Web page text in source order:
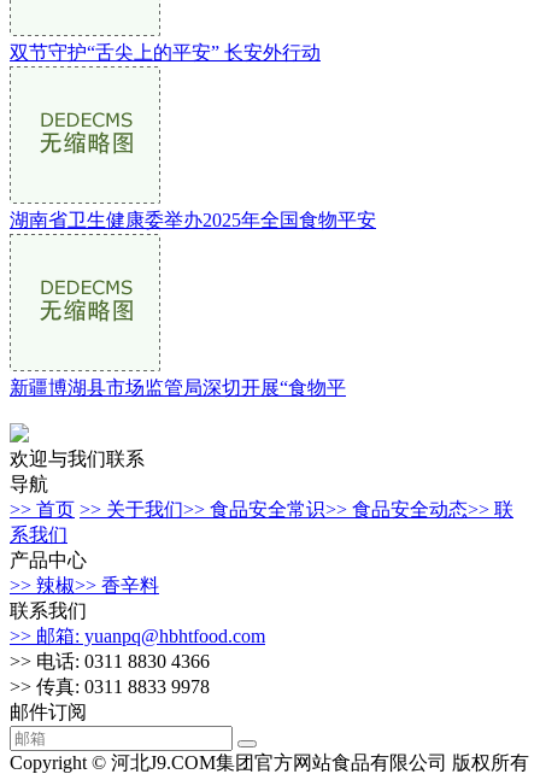
双节守护“舌尖上的平安” 长安外行动
湖南省卫生健康委举办2025年全国食物平安
新疆博湖县市场监管局深切开展“食物平
欢迎与我们联系
导航
>> 首页 >> 关于我们>> 食品安全常识>> 食品安全动态>> 联
系我们
产品中心
>> 辣椒>> 香辛料
联系我们
>> 邮箱: yuanpq@hbhtfood.com
>> 电话: 0311 8830 4366
>> 传真: 0311 8833 9978
邮件订阅
Copyright © 河北J9.COM集团官方网站食品有限公司 版权所有